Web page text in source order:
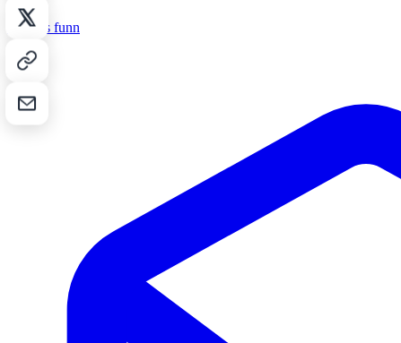
Del på X
Kopier lenke
Send på e-post
Dagens funn